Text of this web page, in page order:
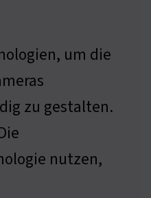
um die
zu gestalten.
nutzen,